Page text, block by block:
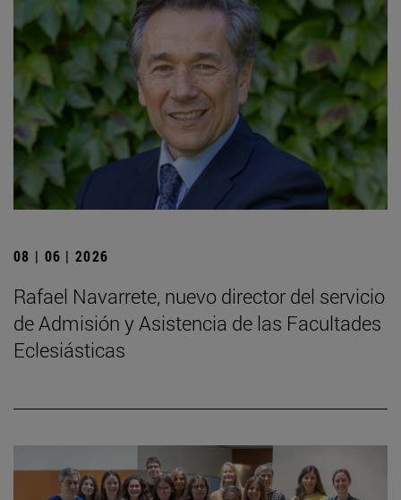
08 | 06 | 2026
Rafael Navarrete, nuevo director del servicio
de Admisión y Asistencia de las Facultades
Eclesiásticas